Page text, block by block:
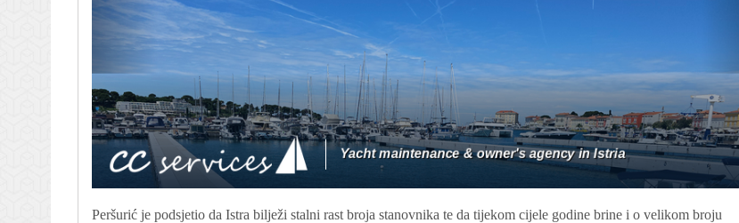
Peršurić je podsjetio da Istra bilježi stalni rast broja stanovnika te da tijekom cijele godine brine i o velikom broju